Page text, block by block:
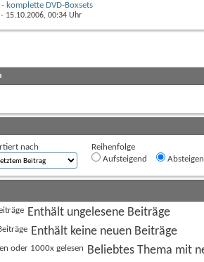
komplette DVD-Boxsets
- 15.10.2006, 00:34 Uhr
nach
Reihenfolge
Aufsteigend
Enthält ungelesene Beiträge
Enthält keine neuen Beiträge
Beliebtes Thema mit